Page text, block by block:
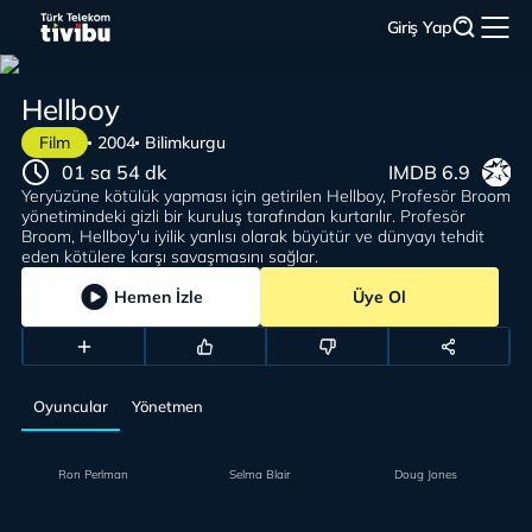
Giriş Yap
Film 2004 Bilimkurgu
Hellboy
Yeryüzüne kötülük yapması için getirilen Hellboy, Profesör Broom
yönetimindeki gizli bir kuruluş tarafından kurtarılır. Profesör
Broom, Hellboy'u iyilik yanlısı olarak büyütür ve dünyayı tehdit
eden kötülere karşı savaşmasını sağlar.
01 sa 54 dk IMDB 6.9
Hemen İzle Üye Ol
Oyuncular Yönetmen
Ron Perlman Selma Blair Doug Jones